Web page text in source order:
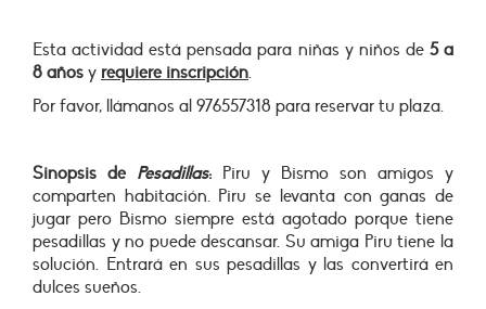
Esta actividad está pensada para niñas y niños de 5 a
8 años y requiere inscripción.
Por favor, llámanos al 976557318 para reservar tu plaza.
Sinopsis de Pesadillas:Piru y Bismo son amigos y
comparten habitación. Piru se levanta con ganas de
jugar pero Bismo siempre está agotado porque tiene
pesadillas y no puede descansar. Su amiga Piru tiene la
solución. Entrará en sus pesadillas y las convertirá en
dulces sueños.